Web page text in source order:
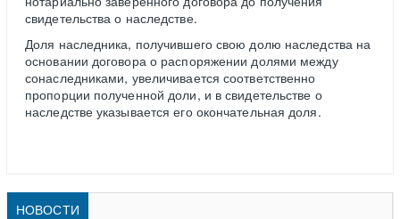
свидетельства о наследстве.
Доля наследника, получившего свою долю наследства на
основании договора о распоряжении долями между
сонаследниками, увеличивается соответственно
пропорции полученной доли, и в свидетельстве о
наследстве указывается его окончательная доля.
НОВОСТИ